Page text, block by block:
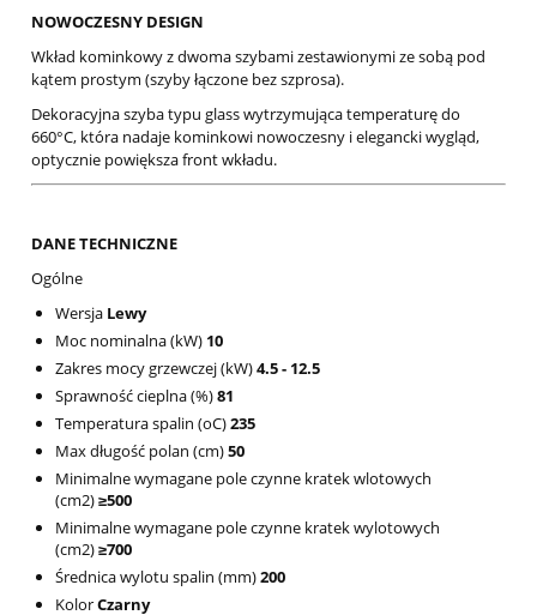
NOWOCZESNY DESIGN
Wkład kominkowy z dwoma szybami zestawionymi ze sobą pod
kątem prostym (szyby łączone bez szprosa).
Dekoracyjna szyba typu glass wytrzymująca temperaturę do
660°C, która nadaje kominkowi nowoczesny i elegancki wygląd,
optycznie powiększa front wkładu.
DANE TECHNICZNE
Ogólne
Wersja Lewy
Moc nominalna (kW) 10
Zakres mocy grzewczej (kW)4.5 - 12.5
Sprawność cieplna (%)81
Temperatura spalin (oC)235
Max długość polan (cm)50
Minimalne wymagane pole czynne kratek wlotowych
(cm2)≥500
Minimalne wymagane pole czynne kratek wylotowych
(cm2)≥700
Średnica wylotu spalin (mm)200
KolorCzarny